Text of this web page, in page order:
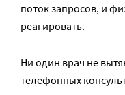
поток запросов, и
реагировать.
Ни один врач не
телефонных